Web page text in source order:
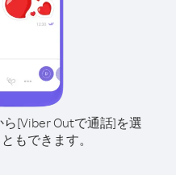
[Viber Outで通話]を選
もできます。